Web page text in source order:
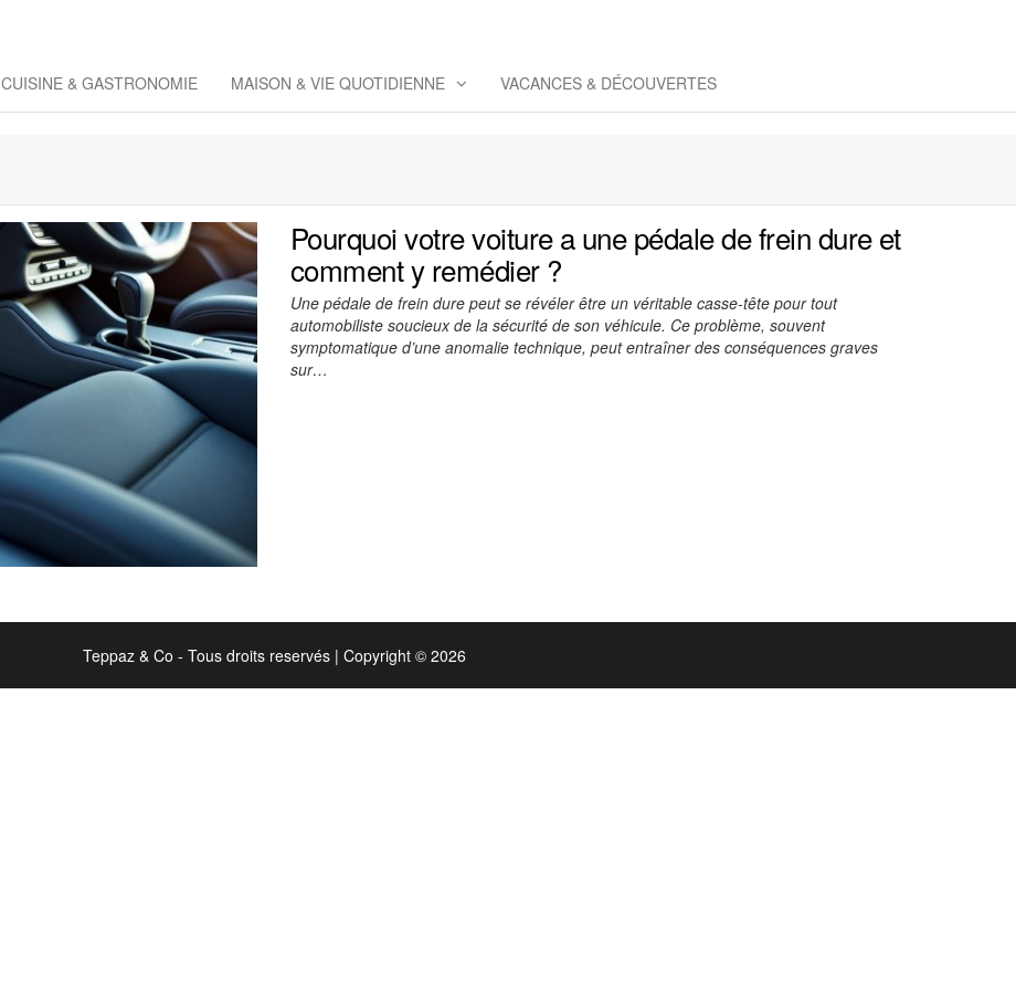
& Co
CUISINE & GASTRONOMIE MAISON & VIE QUOTIDIENNE VACANCES & DÉCOUVERTES
Pourquoi votre voiture a une pédale de frein dure et
comment y remédier ?
Une pédale de frein dure peut se révéler être un véritable casse-tête pour tout
automobiliste soucieux de la sécurité de son véhicule. Ce problème, souvent
symptomatique d’une anomalie technique, peut entraîner des conséquences graves
sur…
Teppaz & Co - Tous droits reservés | Copyright © 2026